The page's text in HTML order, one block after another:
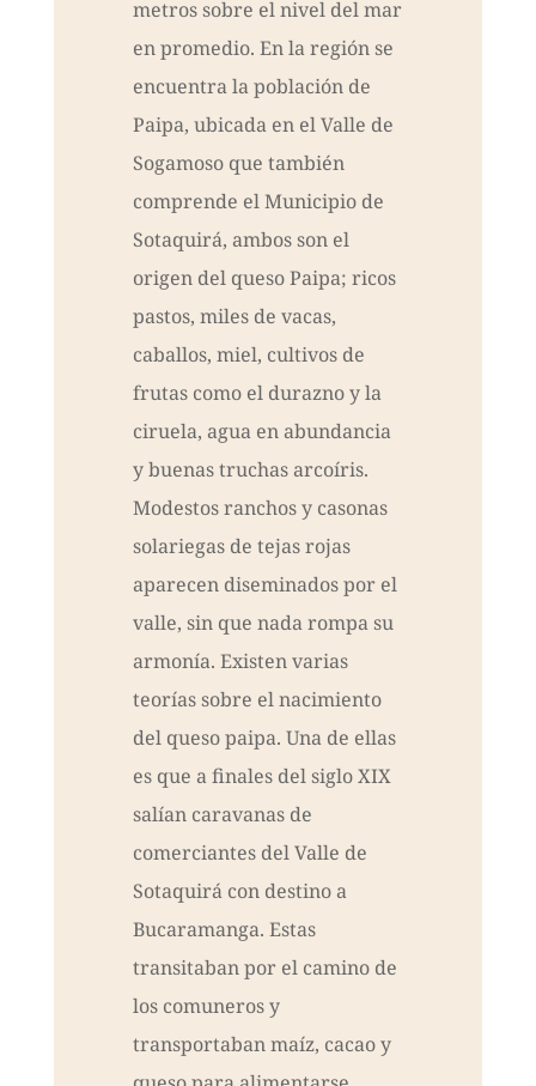
metros sobre el nivel del mar
en promedio. En la región se
encuentra la población de
Paipa, ubicada en el Valle de
Sogamoso que también
comprende el Municipio de
Sotaquirá, ambos son el
origen del queso Paipa; ricos
pastos, miles de vacas,
caballos, miel, cultivos de
frutas como el durazno y la
ciruela, agua en abundancia
y buenas truchas arcoíris.
Modestos ranchos y casonas
solariegas de tejas rojas
aparecen diseminados por el
valle, sin que nada rompa su
armonía. Existen varias
teorías sobre el nacimiento
del queso paipa. Una de ellas
es que a finales del siglo XIX
salían caravanas de
comerciantes del Valle de
Sotaquirá con destino a
Bucaramanga. Estas
transitaban por el camino de
los comuneros y
transportaban maíz, cacao y